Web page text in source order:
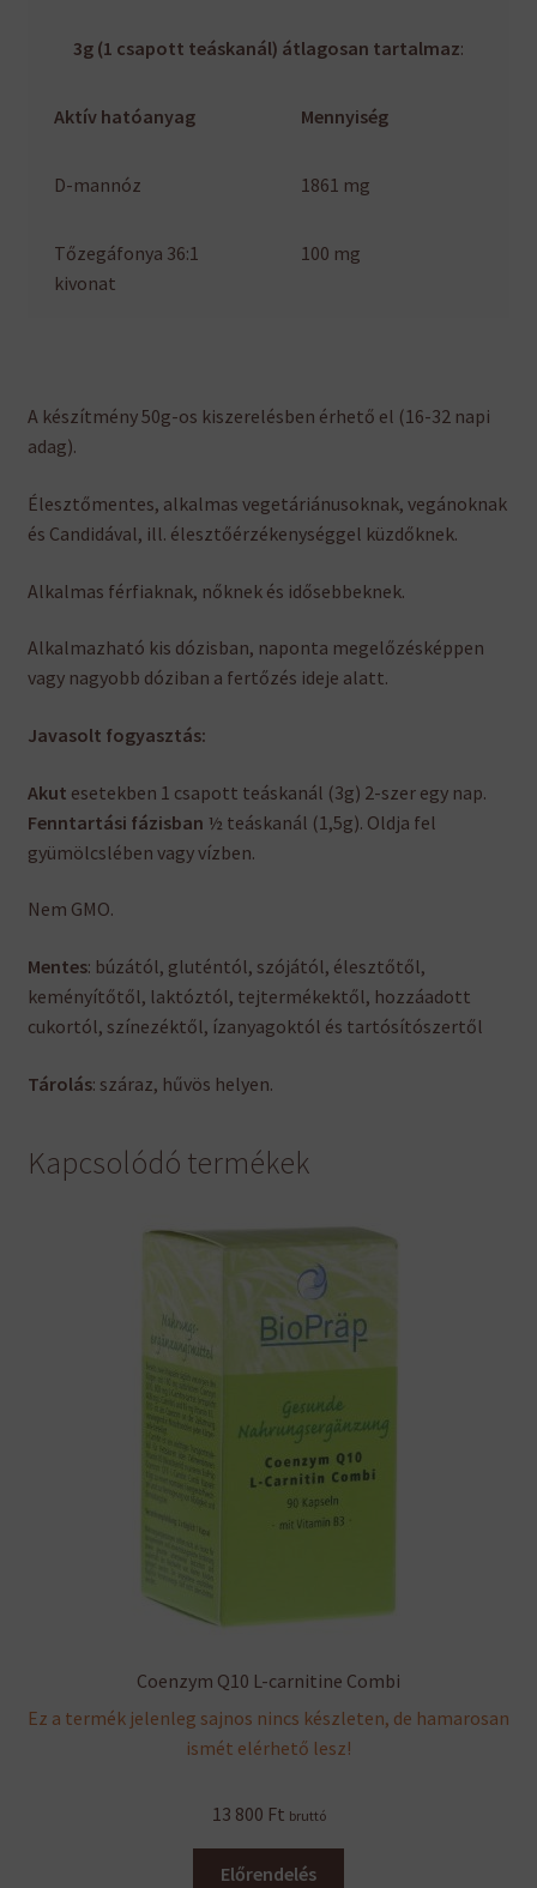
3g (1 csapott teáskanál) átlagosan tartalmaz:
Aktív hatóanyag Mennyiség
D-mannóz 1861 mg
Tőzegáfonya 36:1
kivonat
100 mg
A készítmény 50g-os kiszerelésben érhető el (16-32 napi
adag).
Élesztőmentes, alkalmas vegetáriánusoknak, vegánoknak
és Candidával, ill. élesztőérzékenységgel küzdőknek.
Alkalmas férfiaknak, nőknek és idősebbeknek.
Alkalmazható kis dózisban, naponta megelőzésképpen
vagy nagyobb dóziban a fertőzés ideje alatt.
Javasolt fogyasztás:
Akut esetekben 1 csapott teáskanál (3g) 2-szer egy nap.
Fenntartási fázisban ½ teáskanál (1,5g). Oldja fel
gyümölcslében vagy vízben.
Nem GMO.
Mentes: búzától, gluténtól, szójától, élesztőtől,
keményítőtől, laktóztól, tejtermékektől, hozzáadott
cukortól, színezéktől, ízanyagoktól és tartósítószertől
Tárolás: száraz, hűvös helyen.
Kapcsolódó termékek
Coenzym Q10 L-carnitine Combi
Ez a termék jelenleg sajnos nincs készleten, de hamarosan
ismét elérhető lesz!
13 800 Ft bruttó
Előrendelés